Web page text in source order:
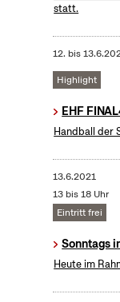
statt.
12. bis
Highlight
EHF
Handball der
13.6.2021
13 bis 18 Uhr
Eintritt frei
Sonntags
Heute im